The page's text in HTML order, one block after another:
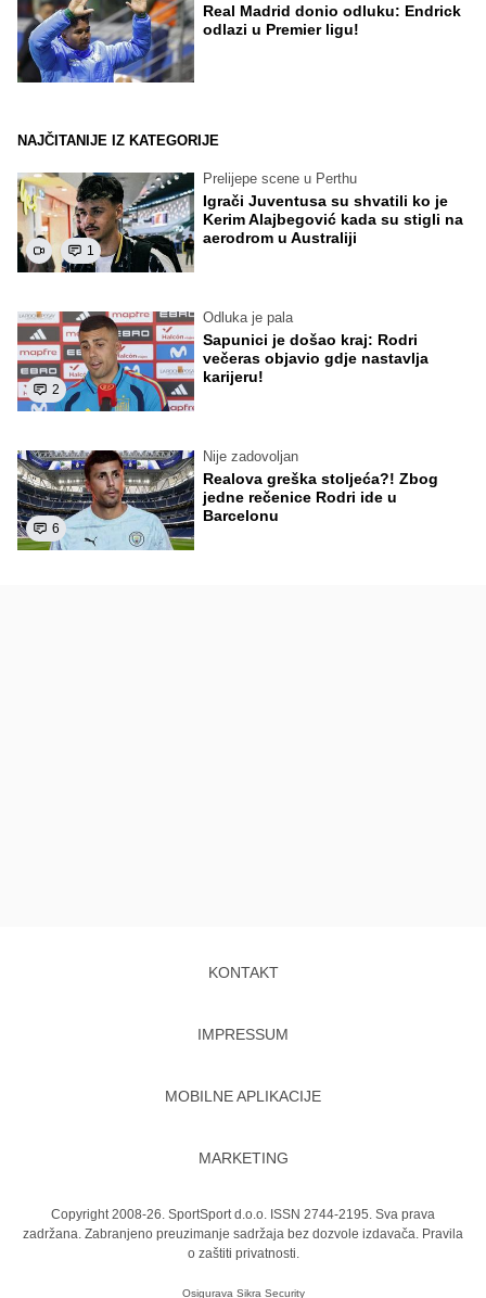
Real Madrid donio odluku: Endrick
odlazi u Premier ligu!
NAJČITANIJE IZ KATEGORIJE
1
Prelijepe scene u Perthu
Igrači Juventusa su shvatili ko je
Kerim Alajbegović kada su stigli na
aerodrom u Australiji
2
Odluka je pala
Sapunici je došao kraj: Rodri
večeras objavio gdje nastavlja
karijeru!
6
Nije zadovoljan
Realova greška stoljeća?! Zbog
jedne rečenice Rodri ide u
Barcelonu
KONTAKT
IMPRESSUM
MOBILNE APLIKACIJE
MARKETING
Copyright 2008-26. SportSport d.o.o. ISSN 2744-2195. Sva prava
zadržana. Zabranjeno preuzimanje sadržaja bez dozvole izdavača. Pravila
o zaštiti privatnosti.
Osigurava Sikra Security